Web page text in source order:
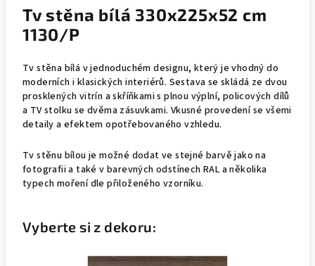
Tv stěna bílá 330x225x52 cm
1130/P
Tv stěna bílá v jednoduchém designu, který je vhodný do
moderních i klasických interiérů. Sestava se skládá ze dvou
prosklených vitrín a skříňkami s plnou výplní, policových dílů
a TV stolku se dvěma zásuvkami. Vkusné provedení se všemi
detaily a efektem opotřebovaného vzhledu.
Tv stěnu bílou je možné dodat ve stejné barvě jako na
fotografii a také v barevných odstínech RAL a několika
typech moření dle přiloženého vzorníku.
Vyberte si z dekoru: